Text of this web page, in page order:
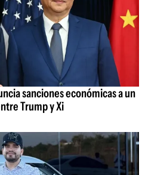
sanciones económicas a un
Trump y Xi